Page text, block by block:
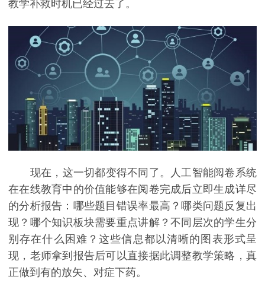
教学补救时机已经过去了。
现在，这一切都变得不同了。人工智能阅卷系统
在在线教育中的价值能够在阅卷完成后立即生成详尽
的分析报告：哪些题目错误率最高？哪类问题反复出
现？哪个知识板块需要重点讲解？不同层次的学生分
别存在什么困难？这些信息都以清晰的图表形式呈
现，老师拿到报告后可以直接据此调整教学策略，真
正做到有的放矢、对症下药。